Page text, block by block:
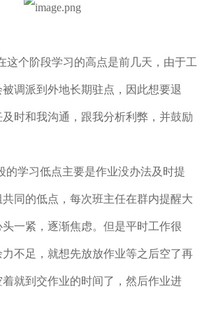
这个阶段学习的高点是前几天，由于工
调派到外地长期驻点，因此想要退
时和我沟通，跟我分析利弊，并鼓励
的学习低点主要是作业没办法及时提
同的低点，每次班主任在群内提醒大
一紧，逐渐焦虑。但是平时工作很
不足，就想先放放作业等之后空了再
就到交作业的时间了，然后作业进